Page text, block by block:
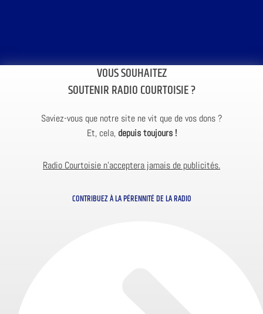
VOUS SOUHAITEZ
SOUTENIR RADIO COURTOISIE ?
Saviez-vous que notre site ne vit que de vos dons ?
Et, cela, depuis toujours !
Radio Courtoisie n’acceptera jamais de publicités.
CONTRIBUEZ À LA PÉRENNITÉ DE LA RADIO